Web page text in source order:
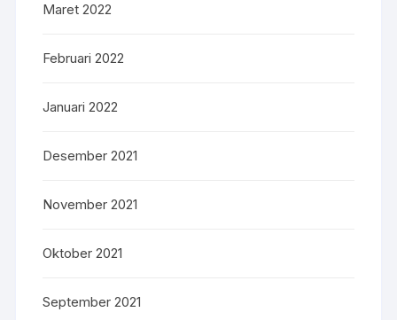
Maret 2022
Februari 2022
Januari 2022
Desember 2021
November 2021
Oktober 2021
September 2021